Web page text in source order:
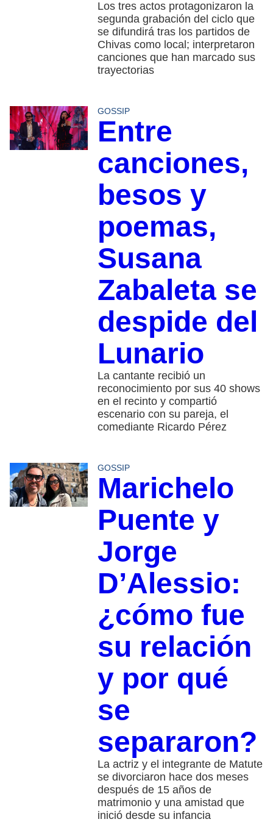
Los tres actos protagonizaron la
segunda grabación del ciclo que
se difundirá tras los partidos de
Chivas como local; interpretaron
canciones que han marcado sus
trayectorias
GOSSIP
Entre
canciones,
besos y
poemas,
Susana
Zabaleta se
despide del
Lunario
La cantante recibió un
reconocimiento por sus 40 shows
en el recinto y compartió
escenario con su pareja, el
comediante Ricardo Pérez
GOSSIP
Marichelo
Puente y
Jorge
D’Alessio:
¿cómo fue
su relación
y por qué
se
separaron?
La actriz y el integrante de Matute
se divorciaron hace dos meses
después de 15 años de
matrimonio y una amistad que
inició desde su infancia